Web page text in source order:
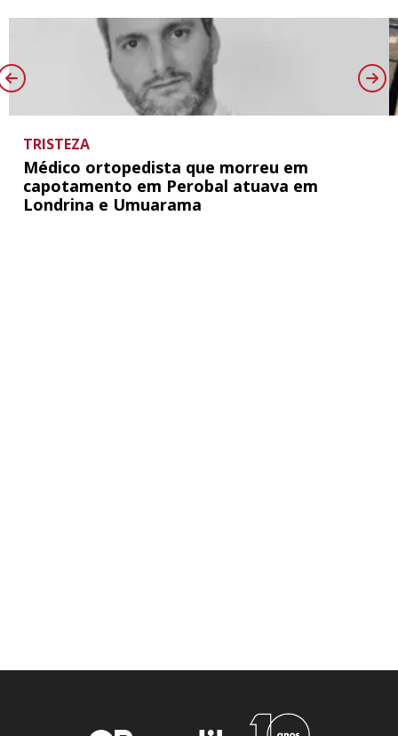
TRISTEZA
Médico ortopedista que morreu em
capotamento em Perobal atuava em
Londrina e Umuarama